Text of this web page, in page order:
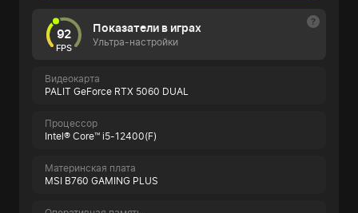
92
FPS
Показатели в играх
Ультра-настройки
Видеокарта
PALIT GeForce RTX 5060 DUAL
Процессор
Intel® Core™ i5-12400(F)
Материнская плата
MSI B760 GAMING PLUS